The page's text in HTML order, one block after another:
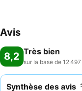
Avis
8,2 Très bien
sur la base de 12
Synthèse des avis